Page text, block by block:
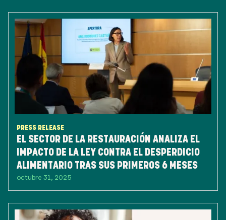
PRESS RELEASE
EL SECTOR DE LA RESTAURACIÓN ANALIZA EL
IMPACTO DE LA LEY CONTRA EL DESPERDICIO
ALIMENTARIO TRAS SUS PRIMEROS 6 MESES
octubre 31, 2025